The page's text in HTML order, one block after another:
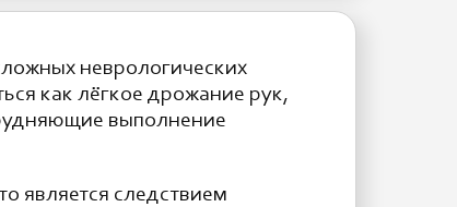
неврологических
как лёгкое дрожание рук,
выполнение
является следствием